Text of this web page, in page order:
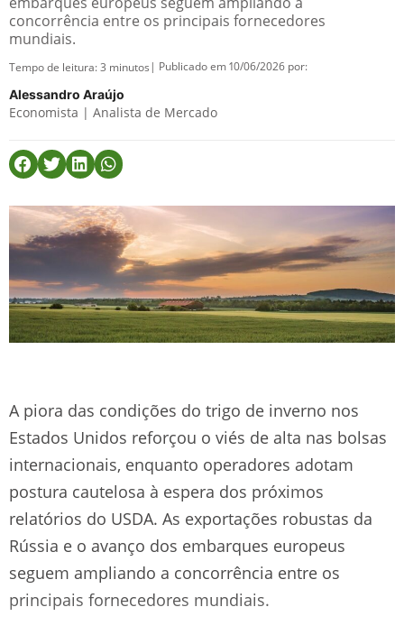
concorrência entre os principais fornecedores
mundiais.
Tempo de leitura:3 minutos | Publicado em 10/06/2026 por:
Alessandro Araújo
Economista | Analista de Mercado
A piora das condições do trigo de inverno nos
Estados Unidos reforçou o viés de alta nas bolsas
internacionais, enquanto operadores adotam
postura cautelosa à espera dos próximos
relatórios do USDA. As exportações robustas da
Rússia e o avanço dos embarques europeus
seguem ampliando a concorrência entre os
principais fornecedores mundiais.